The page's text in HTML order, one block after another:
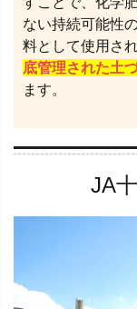
ない持続可能性
料として使用さ
底管理された土
ます。
JA